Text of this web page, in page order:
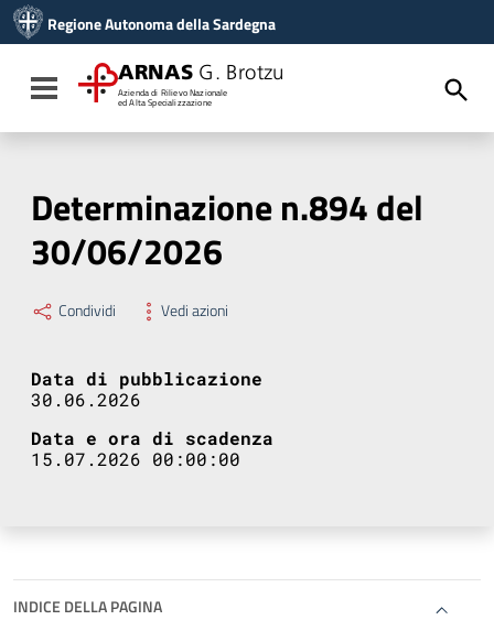
Vai al menu di navigazione
Vai al footer
Regione Autonoma della Sardegna
Toggle navigation
ARNAS G. Brotzu
Azienda di Rilievo Nazionale
ed Alta Specializzazione
Determinazione n.894 del
30/06/2026
Condividi Vedi azioni
Data di pubblicazione
30.06.2026
Data e ora di scadenza
15.07.2026 00:00:00
INDICE DELLA PAGINA